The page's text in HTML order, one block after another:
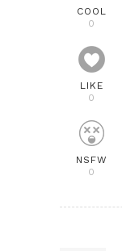
COOL
0
LIKE
0
NSFW
0